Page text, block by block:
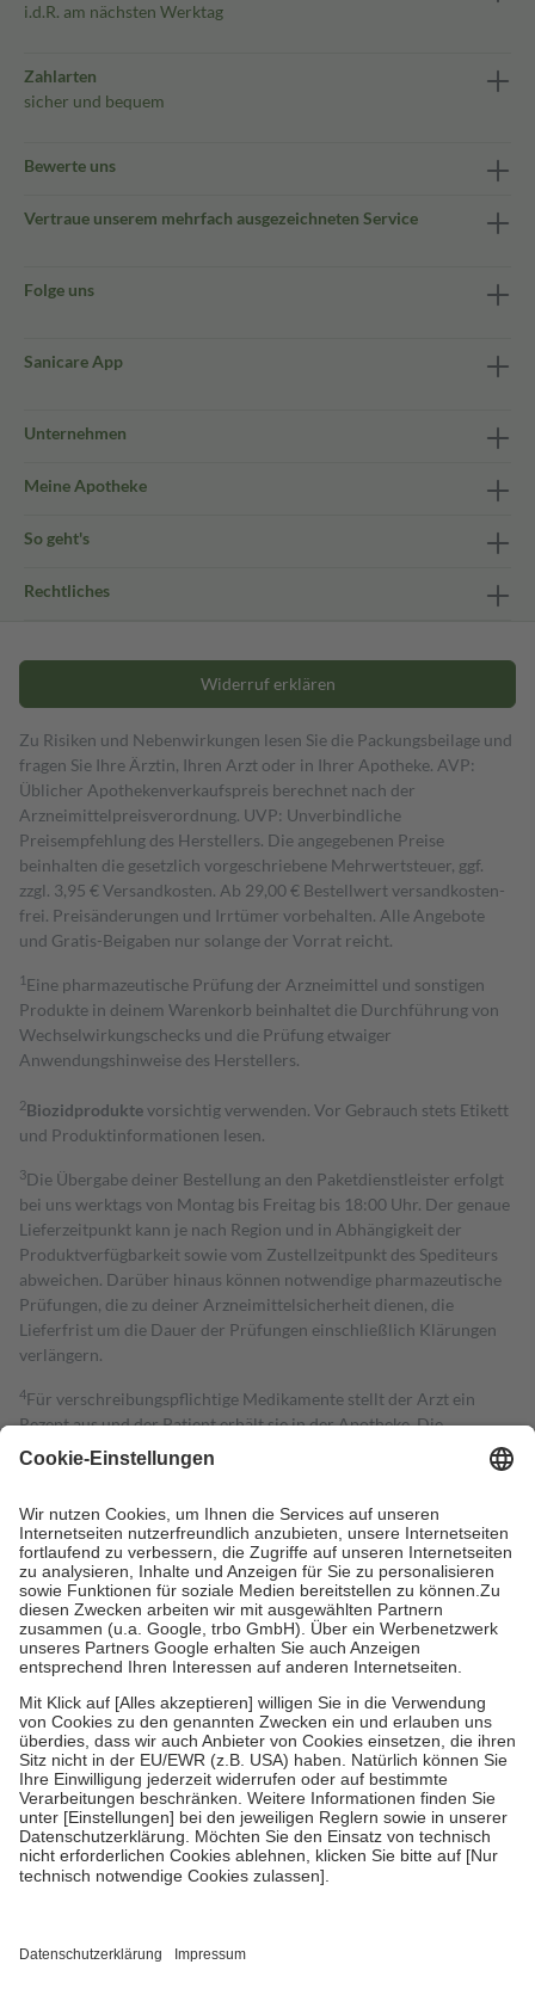
i.d.R. am nächsten Werktag
Zahlarten
sicher und bequem
Bewerte uns
Vertraue unserem mehrfach ausgezeichneten Service
Folge uns
Sanicare App
Unternehmen
Meine Apotheke
So geht's
Rechtliches
Widerruf erklären
Zu Risiken und Nebenwirkungen lesen Sie die Packungsbeilage und
fragen Sie Ihre Ärztin, Ihren Arzt oder in Ihrer Apotheke. AVP:
Üblicher Apothekenverkaufspreis berechnet nach der
Arzneimittelpreisverordnung. UVP: Unverbindliche
Preisempfehlung des Herstellers. Die angegebenen Preise
beinhalten die gesetzlich vorgeschriebene Mehrwertsteuer, ggf.
zzgl. 3,95 € Versandkosten. Ab 29,00 € Bestell­wert versand­kosten­
frei. Preisänderungen und Irrtümer vorbehalten. Alle Angebote
und Gratis-Beigaben nur solange der Vorrat reicht.
1 Eine pharmazeutische Prüfung der Arzneimittel und sonstigen
Produkte in deinem Warenkorb beinhaltet die Durchführung von
Wechselwirkungschecks und die Prüfung etwaiger
Anwendungshinweise des Herstellers.
2Biozidproduktevorsichtig verwenden. Vor Gebrauch stets Etikett
und Produktinformationen lesen.
3Die Übergabe deiner Bestellung an den Paketdienstleister erfolgt
bei uns werktags von Montag bis Freitag bis 18:00 Uhr. Der genaue
Lieferzeitpunkt kann je nach Region und in Abhängigkeit der
Produktverfügbarkeit sowie vom Zustellzeitpunkt des Spediteurs
abweichen. Darüber hinaus können notwendige pharmazeutische
Prüfungen, die zu deiner Arzneimittelsicherheit dienen, die
Lieferfrist um die Dauer der Prüfungen einschließlich Klärungen
verlängern.
4Für verschreibungspflichtige Medikamente stellt der Arzt ein
Rezept aus und der Patient erhält sie in der Apotheke. Die
gesetzliche Krankenversicherung übernimmt in der Regel die
Kosten dafür, der Versicherte trägt einen Teil davon als Zuzahlung
Grundsätzlich leisten Mitglieder Zuzahlungen in Höhe von zehn
Prozent des Abgabepreises,mindestens jedochfünf Euround
höchstens zehn Euro.Es sind jedoch nie mehr als die tatsächlichen
Kosten der Leistung zu entrichten.
Diese Regeln gelten grundsätzlich auch für Online-Apotheken.
Bei Heilmitteln und häuslicher Krankenpflege beträgt die
Zuzahlung zehn Prozent der Kosten sowie zehn Euro je
Verordnung.
Um das Engagement der Versicherten für ihre eigene Gesundheit zu
stärken und die besondere Stellung der Familie zu unterstützen,
fallenkeine Zuzahlungenan bei:
• Kindern und Jugendlichen bis zum vollendeten 18. Lebensjahr
mit Ausnahme der Fahrkosten
• Untersuchungen zur Vorsorge und Früherkennung, die von der
GKV getragen werden